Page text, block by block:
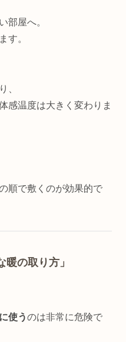
部屋へ。
す。
、
感温度は大きく変わりま
順で敷くのが効果的で
の取り方」
使うのは非常に危険で